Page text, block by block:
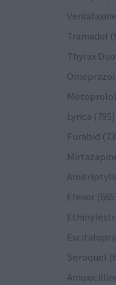
Tramadol
Thyrax
Lyrica (795)
Furabid
Efexor
Seroquel